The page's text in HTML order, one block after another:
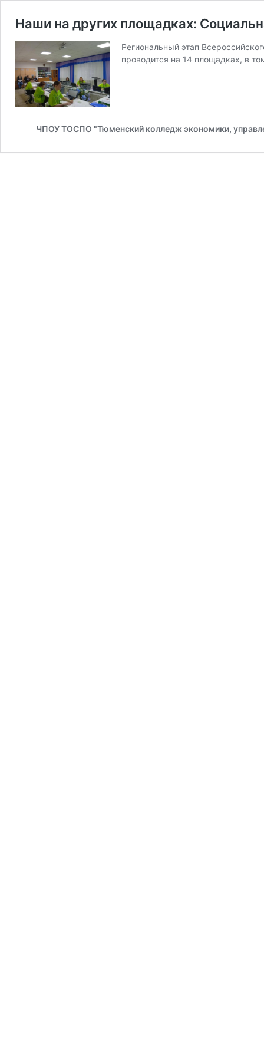
Наши на других площадках:
Региональный этап
проводится на 14 площадках, в
ЧПОУ ТОСПО "Тюменский колледж экономики,